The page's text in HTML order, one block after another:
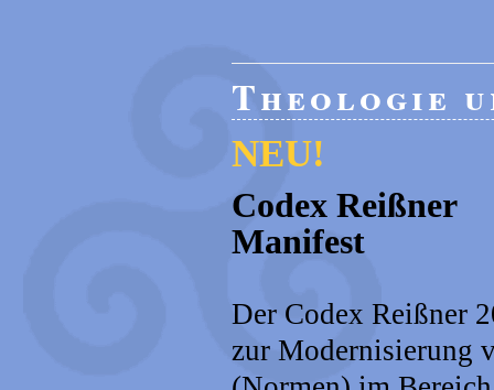
Theologie
NEU!
Codex Reißner
Manifest
Der Codex Reißner
zur Modernisierung